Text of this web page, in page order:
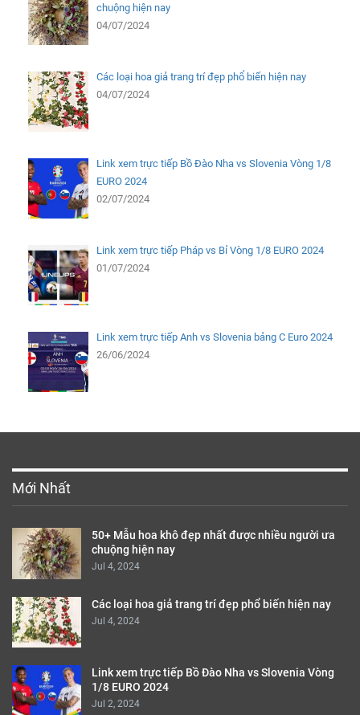
chuộng hiện nay
04/07/2024
Các loại hoa giả trang trí đẹp phổ biến hiện nay
04/07/2024
Link xem trực tiếp Bồ Đào Nha vs Slovenia Vòng 1/8
EURO 2024
02/07/2024
Link xem trực tiếp Pháp vs Bỉ Vòng 1/8 EURO 2024
01/07/2024
Link xem trực tiếp Anh vs Slovenia bảng C Euro 2024
26/06/2024
Mới Nhất
50+ Mẫu hoa khô đẹp nhất được nhiều người ưa
chuộng hiện nay
Jul 4, 2024
Các loại hoa giả trang trí đẹp phổ biến hiện nay
Jul 4, 2024
Link xem trực tiếp Bồ Đào Nha vs Slovenia Vòng
1/8 EURO 2024
Jul 2, 2024